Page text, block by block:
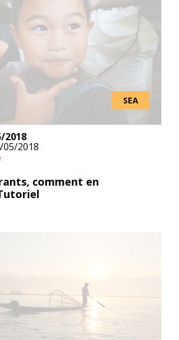
SEA
2018
05/2018
comment en
votre site : faut-il changer de direction ou